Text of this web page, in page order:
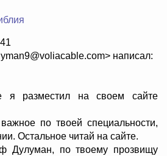
написал:
я разместил на своем сайте
по твоей специальности,
Остальное читай на сайте.
Дулуман, по твоему прозвищу